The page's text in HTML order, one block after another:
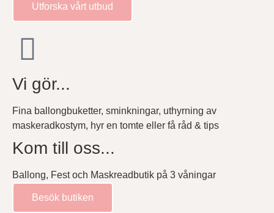
Utforska vårt utbud
Vi gör...
Fina ballongbuketter, sminkningar, uthyrning av
maskeradkostym, hyr en tomte eller få råd & tips
Kom till oss...
Ballong, Fest och Maskreadbutik på 3 våningar
Besök butiken